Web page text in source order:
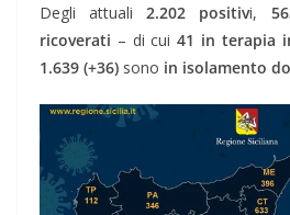
Degli attuali2.202 positivi,
ricoverati – di cui41 in terapia
1.639 (+36) sono in isolamento